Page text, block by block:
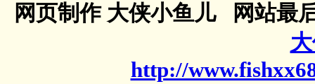
网页制作 大侠小鱼儿
网站最
http://